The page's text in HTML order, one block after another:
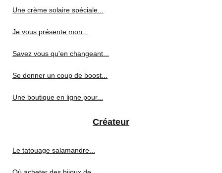
Une crème solaire spéciale...
Je vous présente mon...
Savez vous qu'en changeant...
Se donner un coup de boost...
Une boutique en ligne pour...
Créateur
Le tatouage salamandre...